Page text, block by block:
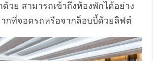
วย สามารถเข้าถึงห้องพักได้อย่าง
ากที่จอดรถหรือจากล็อบบี้ด้วยลิฟต์